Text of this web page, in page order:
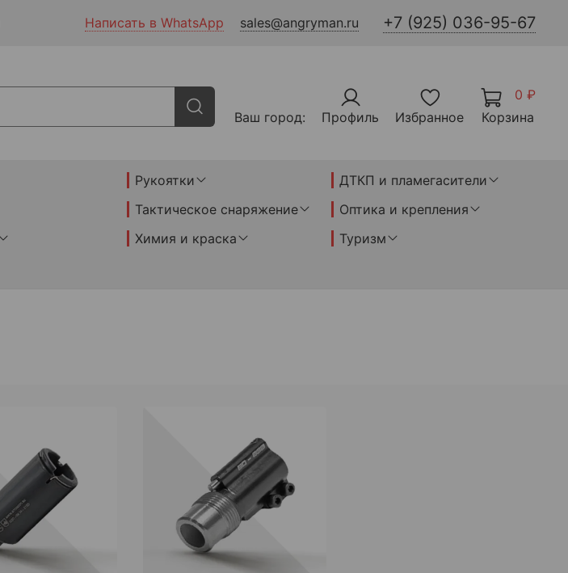
Написать в WhatsApp sales@angryman.ru +7 (925) 036-95-67
Ваш город: Профиль Избранное
0 ₽
Корзина
Рукоятки
ДТКП и пламегасители
Тактическое снаряжение
Оптика и крепления
Химия и краска
Туризм